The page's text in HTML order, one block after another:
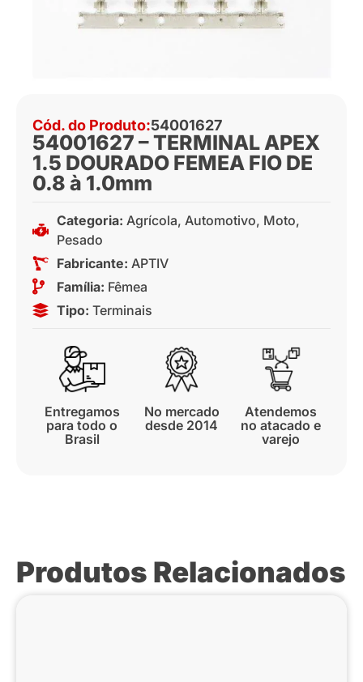
Cód. do Produto:54001627
54001627 – TERMINAL APEX
1.5 DOURADO FEMEA FIO DE
0.8 à 1.0mm
Categoria: Agrícola, Automotivo, Moto,
Pesado
Fabricante: APTIV
Família: Fêmea
Tipo: Terminais
Entregamos
para todo o
Brasil
No mercado
desde 2014
Atendemos
no atacado e
varejo
Produtos Relacionados